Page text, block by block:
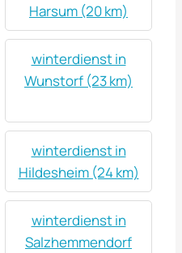
Harsum (20 km)
winterdienst in
Wunstorf (23 km)
winterdienst in
Hildesheim (24 km)
winterdienst in
Salzhemmendorf